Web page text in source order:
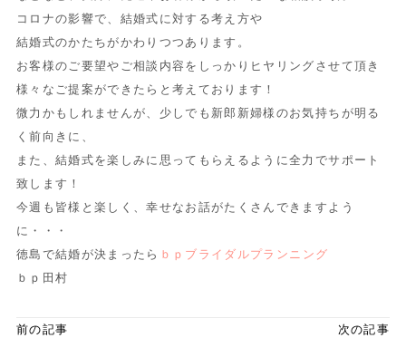
コロナの影響で、結婚式に対する考え方や
結婚式のかたちがかわりつつあります。
お客様のご要望やご相談内容をしっかりヒヤリングさせて頂き
様々なご提案ができたらと考えております！
微力かもしれませんが、少しでも新郎新婦様のお気持ちが明る
く前向きに、
また、結婚式を楽しみに思ってもらえるように全力でサポート
致します！
今週も皆様と楽しく、幸せなお話がたくさんできますよう
に・・・
徳島で結婚が決まったら ｂｐブライダルプランニング
ｂｐ田村
前の記事 次の記事